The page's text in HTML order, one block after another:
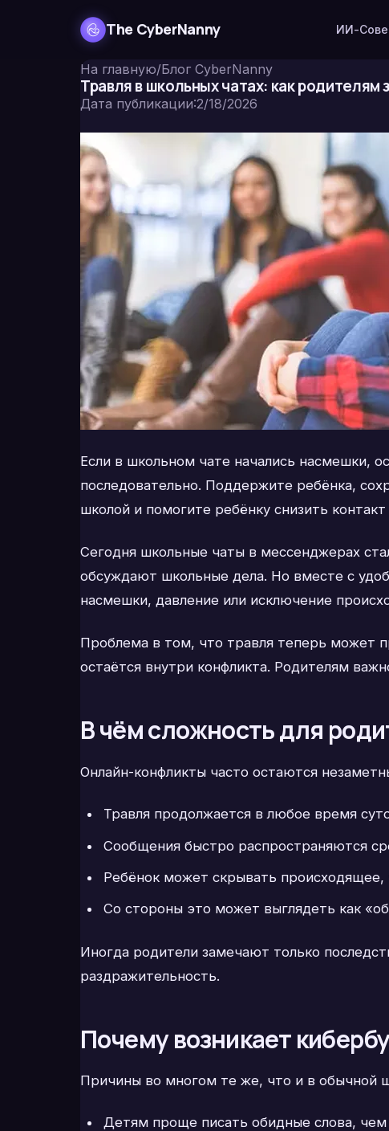
The CyberNanny ИИ-
На главную/Блог CyberNanny
Травля в школьных чатах: как родителям
Дата публикации:2/18/2026
Если в школьном чате начались насмешки,
последовательно. Поддержите ребёнка,
школой и помогите ребёнку снизить
Сегодня школьные чаты в мессенджерах
обсуждают школьные дела. Но вместе с
насмешки, давление или исключение
Проблема в том, что травля теперь может
остаётся внутри конфликта. Родителям
В чём сложность для
Онлайн-конфликты часто остаются
Травля продолжается в любое время
Сообщения быстро распространяются
Ребёнок может скрывать происходящее,
Со стороны это может выглядеть как
Иногда родители замечают только
раздражительность.
Почему возникает
Причины во многом те же, что и в обычной
Детям проще писать обидные слова, чем